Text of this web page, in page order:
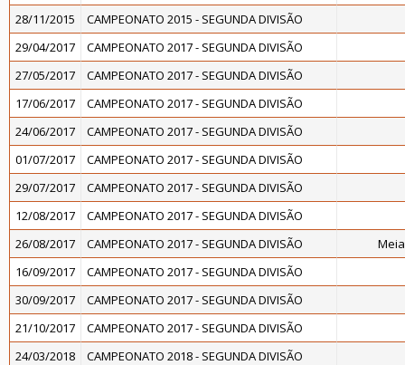
28/11/2015
CAMPEONATO 2015 - SEGUNDA DIVISÃO
29/04/2017
CAMPEONATO 2017 - SEGUNDA DIVISÃO
27/05/2017
CAMPEONATO 2017 - SEGUNDA DIVISÃO
17/06/2017
CAMPEONATO 2017 - SEGUNDA DIVISÃO
24/06/2017
CAMPEONATO 2017 - SEGUNDA DIVISÃO
01/07/2017
CAMPEONATO 2017 - SEGUNDA DIVISÃO
29/07/2017
CAMPEONATO 2017 - SEGUNDA DIVISÃO
12/08/2017
CAMPEONATO 2017 - SEGUNDA DIVISÃO
26/08/2017
CAMPEONATO 2017 - SEGUNDA DIVISÃO
16/09/2017
CAMPEONATO 2017 - SEGUNDA DIVISÃO
30/09/2017
CAMPEONATO 2017 - SEGUNDA DIVISÃO
21/10/2017
CAMPEONATO 2017 - SEGUNDA DIVISÃO
24/03/2018
CAMPEONATO 2018 - SEGUNDA DIVISÃO